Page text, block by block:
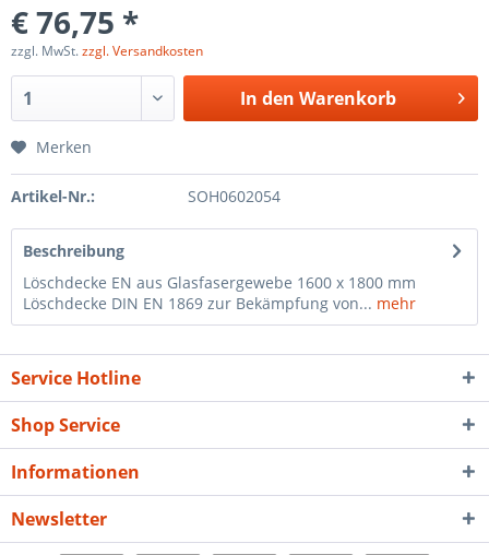
€ 76,75 *
zzgl. MwSt.zzgl. Versandkosten
In den Warenkorb
Merken
Artikel-Nr.: SOH0602054
Beschreibung
Löschdecke EN aus Glasfasergewebe 1600 x 1800 mm
Löschdecke DIN EN 1869 zur Bekämpfung von... mehr
Service Hotline
Shop Service
Informationen
Newsletter